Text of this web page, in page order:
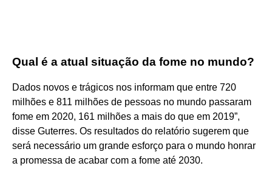
Qual é a atual situação da fome no mundo?
Dados novos e trágicos nos informam que entre 720
milhões e 811 milhões de pessoas no mundo passaram
fome em 2020, 161 milhões a mais do que em 2019”,
disse Guterres. Os resultados do relatório sugerem que
será necessário um grande esforço para o mundo honrar
a promessa de acabar com a fome até 2030.